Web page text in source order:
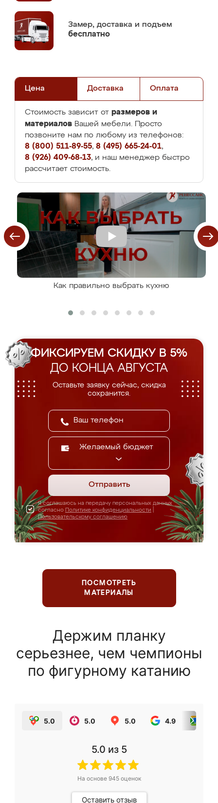
Замер, доставка и подъем
бесплатно
Цена Доставка Оплата
Стоимость зависит от размеров и
материалов Вашей мебели. Просто
позвоните нам по любому из телефонов:
8 (800) 511-89-55, 8 (495) 665-24-01,
8 (926) 409-68-13, и наш менеджер быстро
рассчитает стоимость.
Как правильно выбрать кухню
ФИКСИРУЕМ СКИДКУ В 5%
ДО КОНЦА АВГУСТА
Оставьте заявку сейчас, скидка
сохранится.
Желаемый бюджет
Отправить
Я соглашаюсь на передачу персональных данных
согласно Политике конфиденциальности
Пользовательскому соглашению
ПОСМОТРЕТЬ
МАТЕРИАЛЫ
Держим планку
серьезнее, чем чемпионы
по фигурному катанию
5.0 5.0 5.0 4.9
5.0 из 5
На основе 945оценок
Оставить отзыв